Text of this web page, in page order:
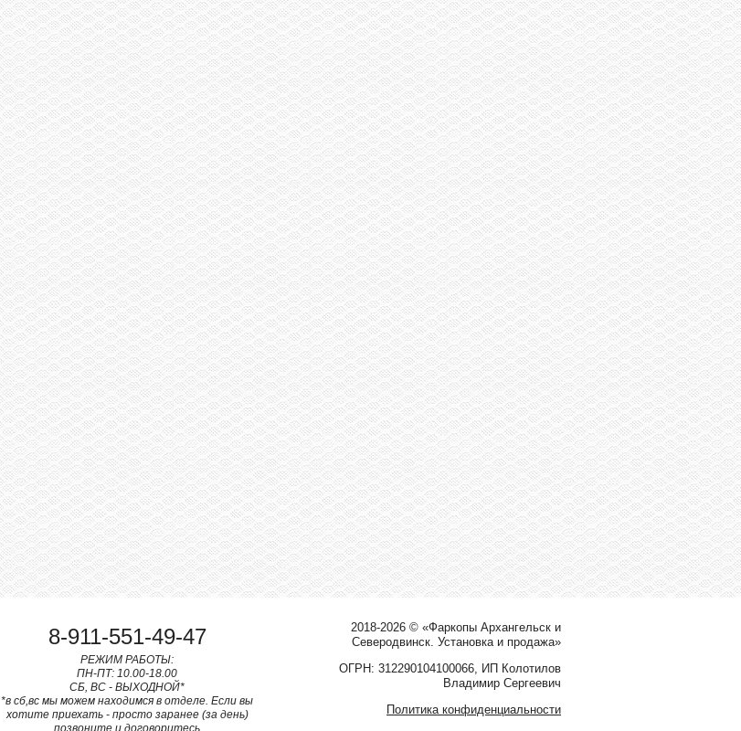
2018-2026 © «Фаркопы Архангельск и
Северодвинск. Установка и продажа»
ОГРН: 312290104100066, ИП Колотилов
Владимир Сергеевич
Политика конфиденциальности
8-911-551-49-47
РЕЖИМ РАБОТЫ:
ПН-ПТ: 10.00-18.00
СБ, ВС - ВЫХОДНОЙ*
*в сб,вс мы можем находимся в отделе. Если вы
хотите приехать - просто заранее (за день)
позвоните и договоритесь